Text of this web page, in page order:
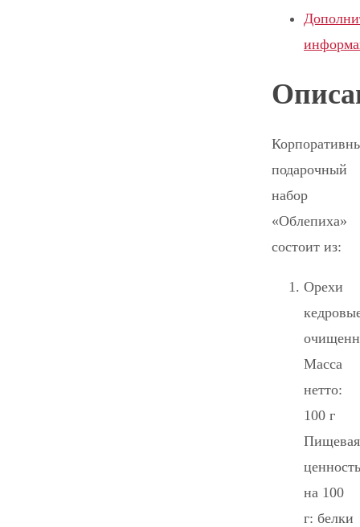
подарочный
набор
«Облепиха»
состоит из:
Орехи
Масса
нетто:
100 г
Пищевая
ценность
на 100
г: белки